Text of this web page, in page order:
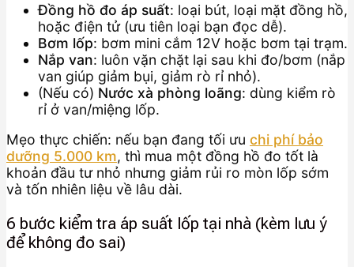
Đồng hồ đo áp suất: loại bút, loại mặt đồng hồ,
hoặc điện tử (ưu tiên loại bạn đọc dễ).
Bơm lốp: bơm mini cắm 12V hoặc bơm tại trạm.
Nắp van: luôn vặn chặt lại sau khi đo/bơm (nắp
van giúp giảm bụi, giảm rò rỉ nhỏ).
(Nếu có) Nước xà phòng loãng: dùng kiểm rò
rỉ ở van/miệng lốp.
Mẹo thực chiến: nếu bạn đang tối ưu chi phí bảo
dưỡng 5.000 km, thì mua một đồng hồ đo tốt là
khoản đầu tư nhỏ nhưng giảm rủi ro mòn lốp sớm
và tốn nhiên liệu về lâu dài.
6 bước kiểm tra áp suất lốp tại nhà (kèm lưu ý
để không đo sai)